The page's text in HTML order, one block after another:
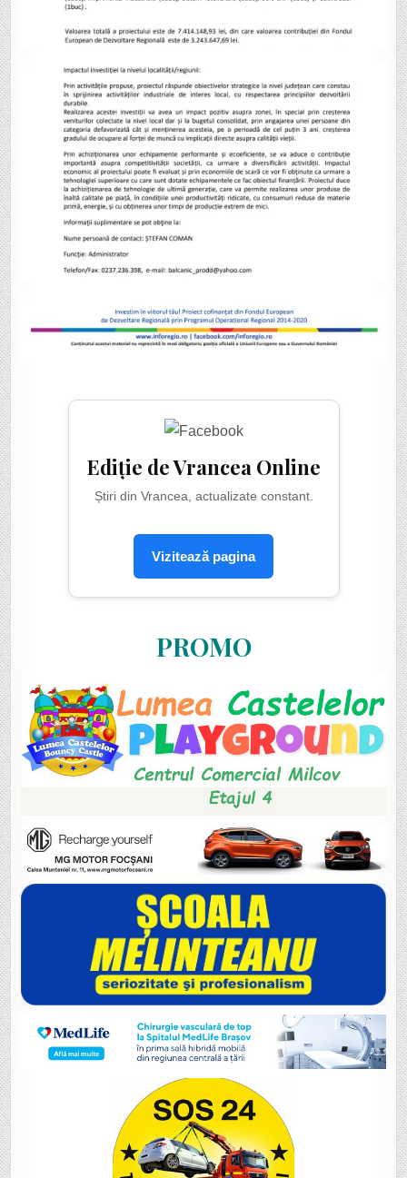
Ediție de Vrancea Online
Știri din Vrancea, actualizate constant.
Vizitează pagina
PROMO